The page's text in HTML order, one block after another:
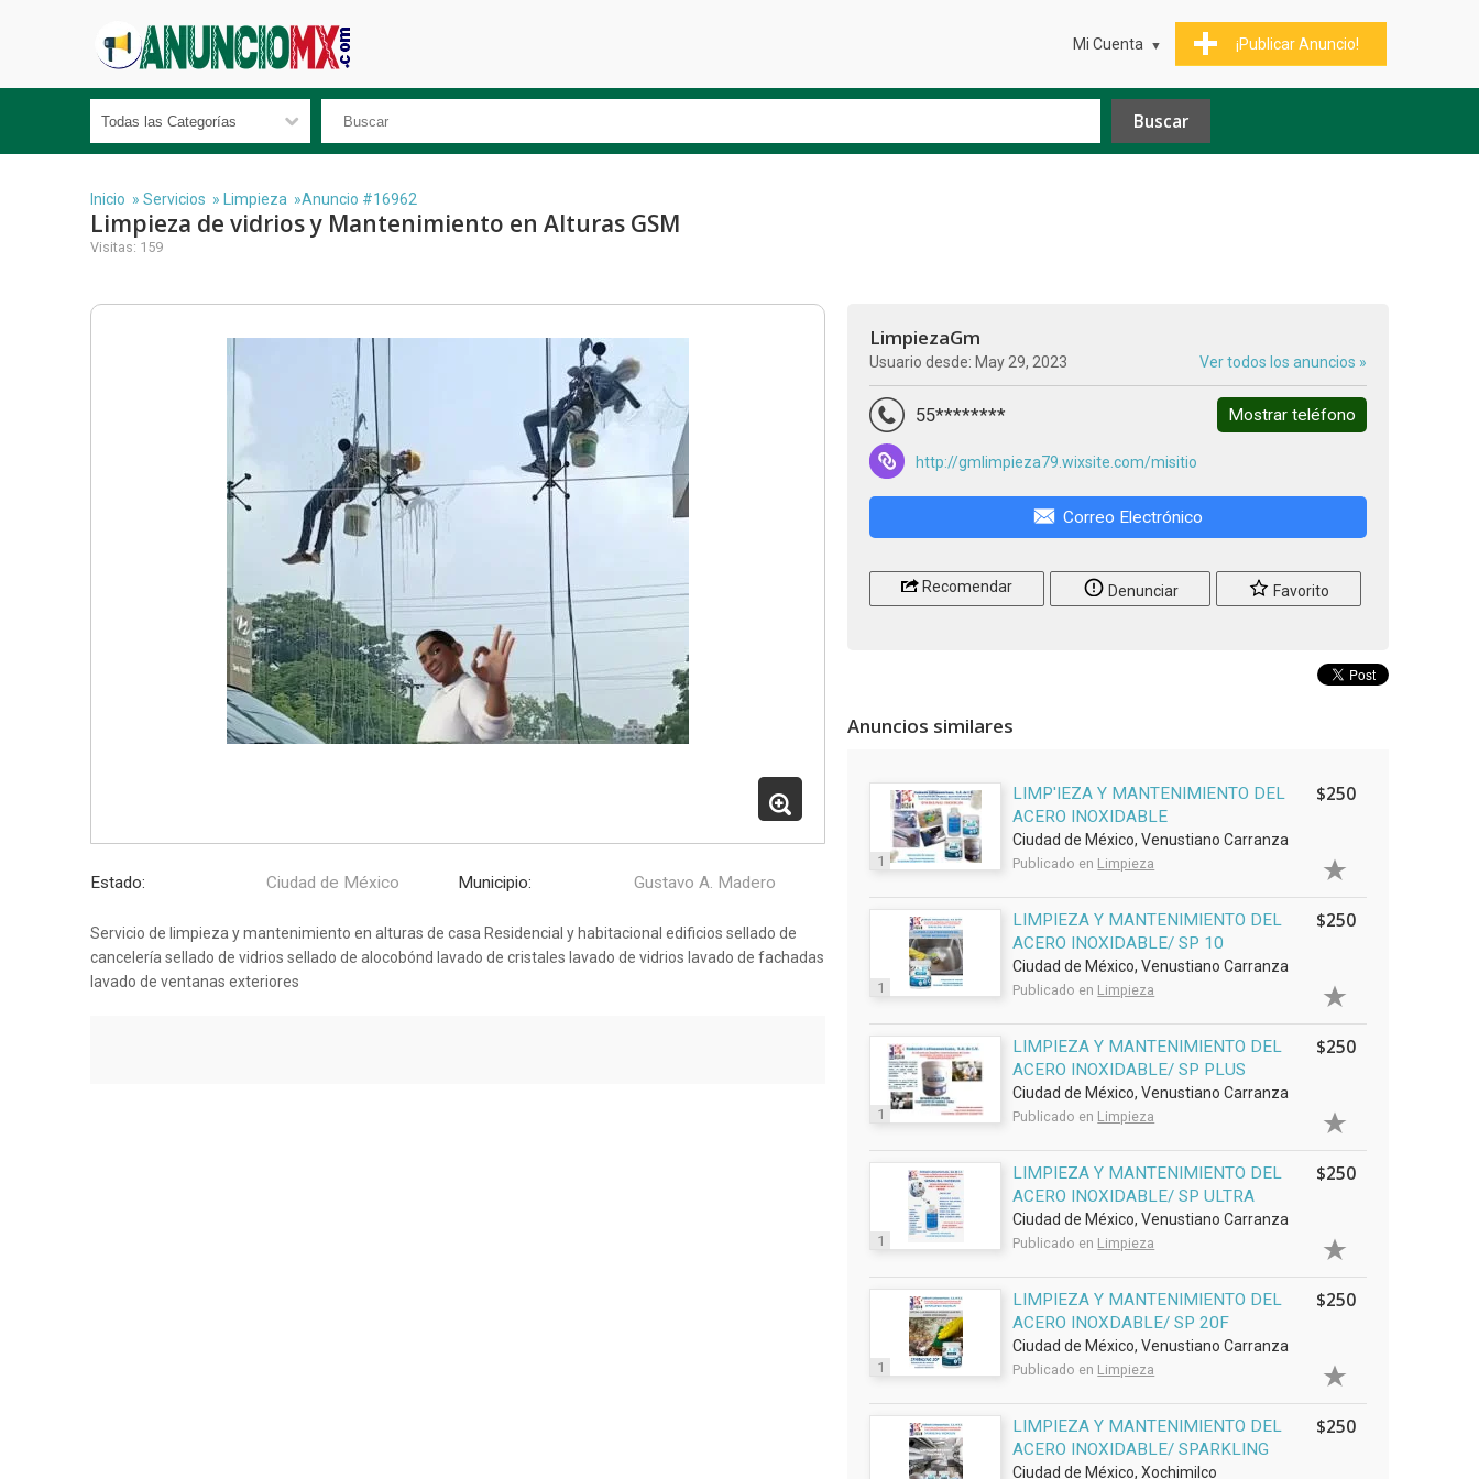
¡Publicar Anuncio!
Mi Cuenta
Inicio » Servicios » Limpieza »Anuncio #16962
Limpieza de vidrios y Mantenimiento en Alturas GSM
Visitas: 159
Estado: Ciudad de México Municipio: Gustavo A. Madero
Servicio de limpieza y mantenimiento en alturas de casa Residencial y habitacional edificios sellado de
cancelería sellado de vidrios sellado de alocobónd lavado de cristales lavado de vidrios lavado de fachadas
lavado de ventanas exteriores
LimpiezaGm
Usuario desde: May 29, 2023 Ver todos los anuncios »
55******** Mostrar teléfono
http://gmlimpieza79.wixsite.com/misitio
Correo Electrónico
Recomendar Denunciar Favorito
Anuncios similares
1
LIMP'IEZA Y MANTENIMIENTO DEL
ACERO INOXIDABLE
Ciudad de México, Venustiano Carranza
Publicado en Limpieza
$250
1
LIMPIEZA Y MANTENIMIENTO DEL
ACERO INOXIDABLE/ SP 10
Ciudad de México, Venustiano Carranza
Publicado en Limpieza
$250
1
LIMPIEZA Y MANTENIMIENTO DEL
ACERO INOXIDABLE/ SP PLUS
Ciudad de México, Venustiano Carranza
Publicado en Limpieza
$250
1
LIMPIEZA Y MANTENIMIENTO DEL
ACERO INOXIDABLE/ SP ULTRA
Ciudad de México, Venustiano Carranza
Publicado en Limpieza
$250
1
LIMPIEZA Y MANTENIMIENTO DEL
ACERO INOXDABLE/ SP 20F
Ciudad de México, Venustiano Carranza
Publicado en Limpieza
$250
LIMPIEZA Y MANTENIMIENTO DEL
ACERO INOXIDABLE/ SPARKLING
Ciudad de México, Xochimilco
$250